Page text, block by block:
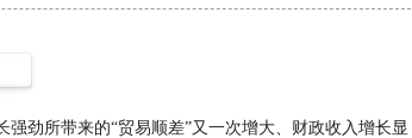
劲所带来的“贸易顺差”又一次增大、财政收入增长显